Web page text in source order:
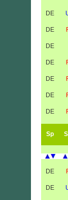
DE
DE
DE
DE
DE
DE
DE
Sp
DE
DE